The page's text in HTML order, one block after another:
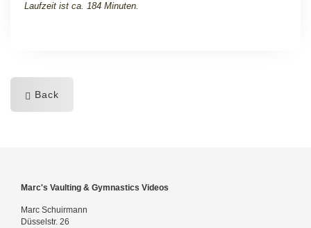
Laufzeit ist ca. 184 Minuten.
Back
Marc's Vaulting & Gymnastics Videos
Marc Schuirmann
Düsselstr. 26